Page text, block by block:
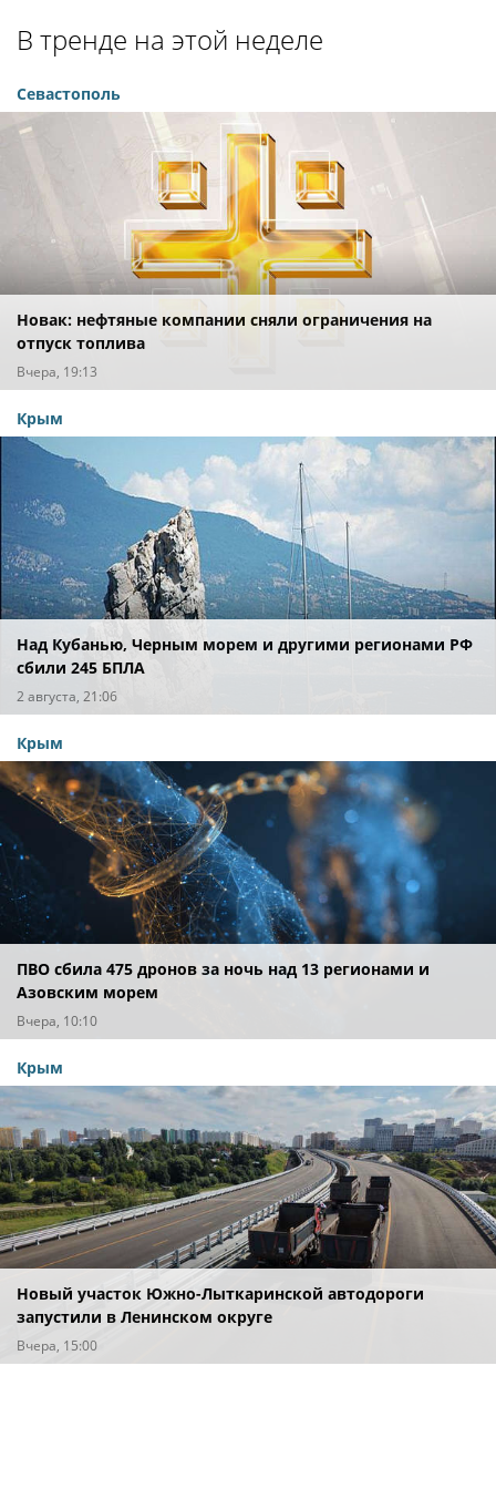
В тренде на этой неделе
Севастополь
Новак: нефтяные компании сняли ограничения на
отпуск топлива
Вчера, 19:13
Крым
Над Кубанью, Черным морем и другими регионами РФ
сбили 245 БПЛА
2 августа, 21:06
Крым
ПВО сбила 475 дронов за ночь над 13 регионами и
Азовским морем
Вчера, 10:10
Крым
Новый участок Южно-Лыткаринской автодороги
запустили в Ленинском округе
Вчера, 15:00